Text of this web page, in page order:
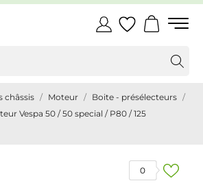
châssis Moteur
Boite - présélecteurs
Vespa 50 / 50 special / P80 / 125
0